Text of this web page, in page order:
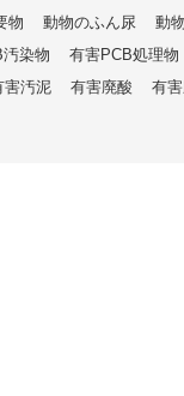
物 動物のふん尿 動
染物 有害PCB処理物
害汚泥 有害廃酸 有